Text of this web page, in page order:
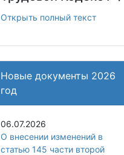
Открыть полный текст
Новые документы 2026
год
06.07.2026
О внесении изменений в
статью 145 части второй